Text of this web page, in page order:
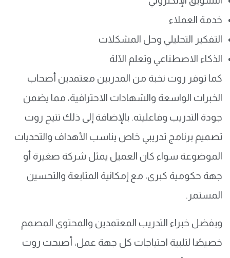
خدمة العملاء
التفكير التحليلي وحل المشكلات
الذكاء الاصطناعي وتعلم الآلة
كما توفر روت نخبة من المدربين معتمدين أصحاب
الخبرات الواسعة والشهادات الاحترافية، مما يضمن
جودة التدريب وفاعليته. بالإضافة إلى ذلك تتيح روت
تصميم برنامج تدريبي خاص يناسب الأهداف والتحديات
الموضوعة سواء كان العميل يمثل شركة صغيرة أو
جهة حكومية كبرى، مع إمكانية المتابعة والتحسين
المستمر.
وبفضل خبراء التدريب المعتمدين والمحتوى المصمم
خصيصًا لتلبية احتياجات كل جهة عمل، أصبحت روت